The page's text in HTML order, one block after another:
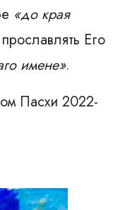
«до края
Его
имене».
Пасхи 2022-